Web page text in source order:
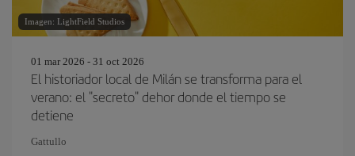
Imagen: LightField Studios
01 mar 2026 - 31 oct 2026
El historiador local de Milán se transforma para el
verano: el "secreto" dehor donde el tiempo se
detiene
Gattullo